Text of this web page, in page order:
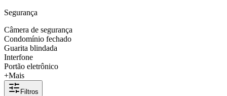
Segurança
Câmera de segurança
Condomínio fechado
Guarita blindada
Interfone
Portão eletrônico
+Mais
Filtros